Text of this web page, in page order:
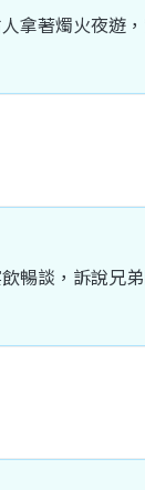
拿著燭火夜遊 ，
暢談 ， 訴說兄弟